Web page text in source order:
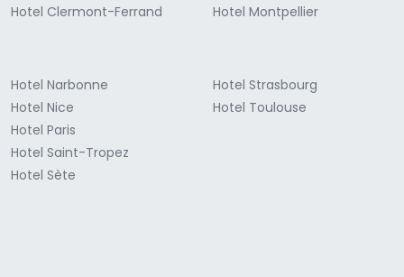
Hotel Clermont-Ferrand
Hotel Montpellier
Hotel Narbonne
Hotel Nice
Hotel Paris
Hotel Saint-Tropez
Hotel Sète
Hotel Strasbourg
Hotel Toulouse